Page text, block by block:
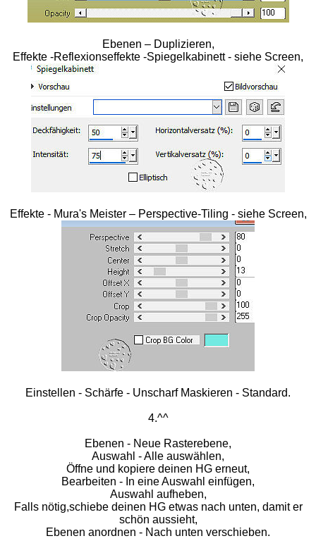
Ebenen – Duplizieren,
Effekte -Reflexionseffekte -Spiegelkabinett - siehe Screen,
Effekte - Mura's Meister – Perspective-Tiling - siehe Screen,
Einstellen - Schärfe - Unscharf Maskieren - Standard.
4.^^
Ebenen - Neue Rasterebene,
Auswahl - Alle auswählen,
Öffne und kopiere deinen HG erneut,
Bearbeiten - In eine Auswahl einfügen,
Auswahl aufheben,
Falls nötig,schiebe deinen HG etwas nach unten, damit er
schön aussieht,
Ebenen anordnen - Nach unten verschieben.